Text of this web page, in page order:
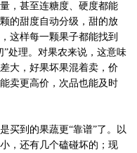
，甚至连糖度、硬度都能
的甜度自动分级，甜的放
这样每一颗果子都能找到
”处理。对果农来说，这意味
大，好果坏果混着卖，价
卖更高价，次品也能及时
买到的果蔬更“靠谱”了。以
，还有几个磕碰坏的；现